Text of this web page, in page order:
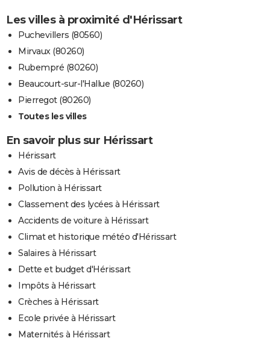
Les villes à proximité d'Hérissart
Puchevillers (80560)
Mirvaux (80260)
Rubempré (80260)
Beaucourt-sur-l'Hallue (80260)
Pierregot (80260)
Toutes les villes
En savoir plus sur Hérissart
Hérissart
Avis de décès à Hérissart
Pollution à Hérissart
Classement des lycées à Hérissart
Accidents de voiture à Hérissart
Climat et historique météo d'Hérissart
Salaires à Hérissart
Dette et budget d'Hérissart
Impôts à Hérissart
Crèches à Hérissart
Ecole privée à Hérissart
Maternités à Hérissart